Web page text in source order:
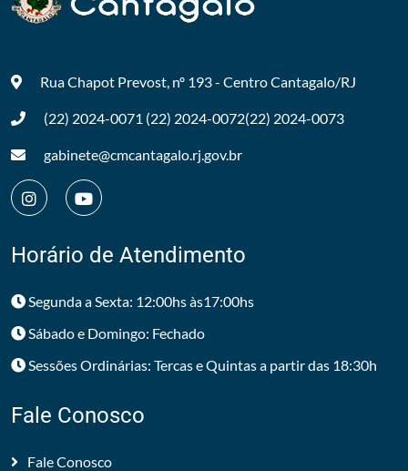
Rua Chapot Prevost, nº 193 - CentroCantagalo/RJ
(22) 2024-0071 (22) 2024-0072(22) 2024-0073
gabinete@cmcantagalo.rj.gov.br
Horário de Atendimento
Segunda a Sexta: 12:00hs às17:00hs
Sábado e Domingo: Fechado
Sessões Ordinárias: Tercas e Quintas a partir das 18:30h
Fale Conosco
Fale Conosco